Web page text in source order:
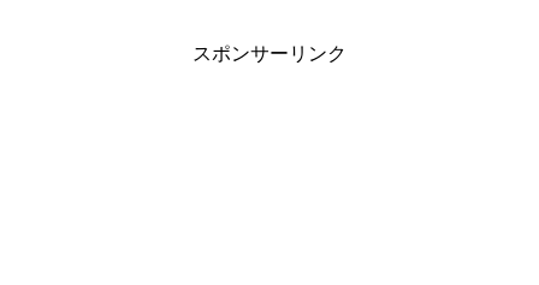
スポンサーリンク